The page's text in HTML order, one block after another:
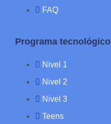
FAQ
Programa tecnológico
Nivel 1
Nivel 2
Nivel 3
Teens